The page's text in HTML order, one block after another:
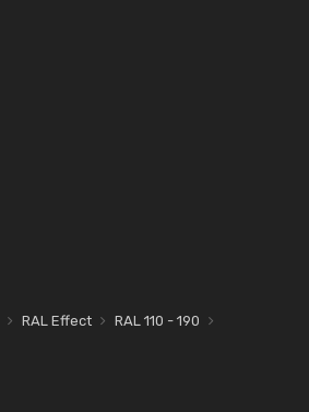
RAL Effect
RAL 110 - 190